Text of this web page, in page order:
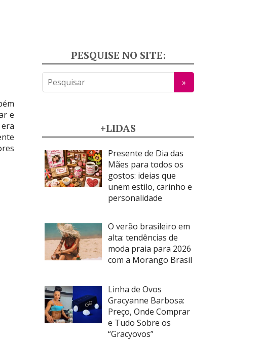
e
PESQUISE NO SITE:
+LIDAS
Presente de Dia das
Mães para todos os
gostos: ideias que
unem estilo, carinho e
personalidade
O verão brasileiro em
alta: tendências de
moda praia para 2026
com a Morango Brasil
Linha de Ovos
Gracyanne Barbosa:
Preço, Onde Comprar
e Tudo Sobre os
“Gracyovos”